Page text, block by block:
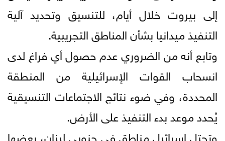
إلى بيروت خلال أيام، للتنسيق وتحديد آلية
التنفيذ ميدانيا بشأن المناطق التجريبية.
وتابع أنه من الضروري عدم حصول أي فراغ لدى
انسحاب القوات الإسرائيلية من المنطقة
المحددة، وفي ضوء نتائج الاجتماعات التنسيقية
يُحدد موعد بدء التنفيذ على الأرض.
وتحتل إسرائيل مناطق في جنوبي لبنان، بعضها